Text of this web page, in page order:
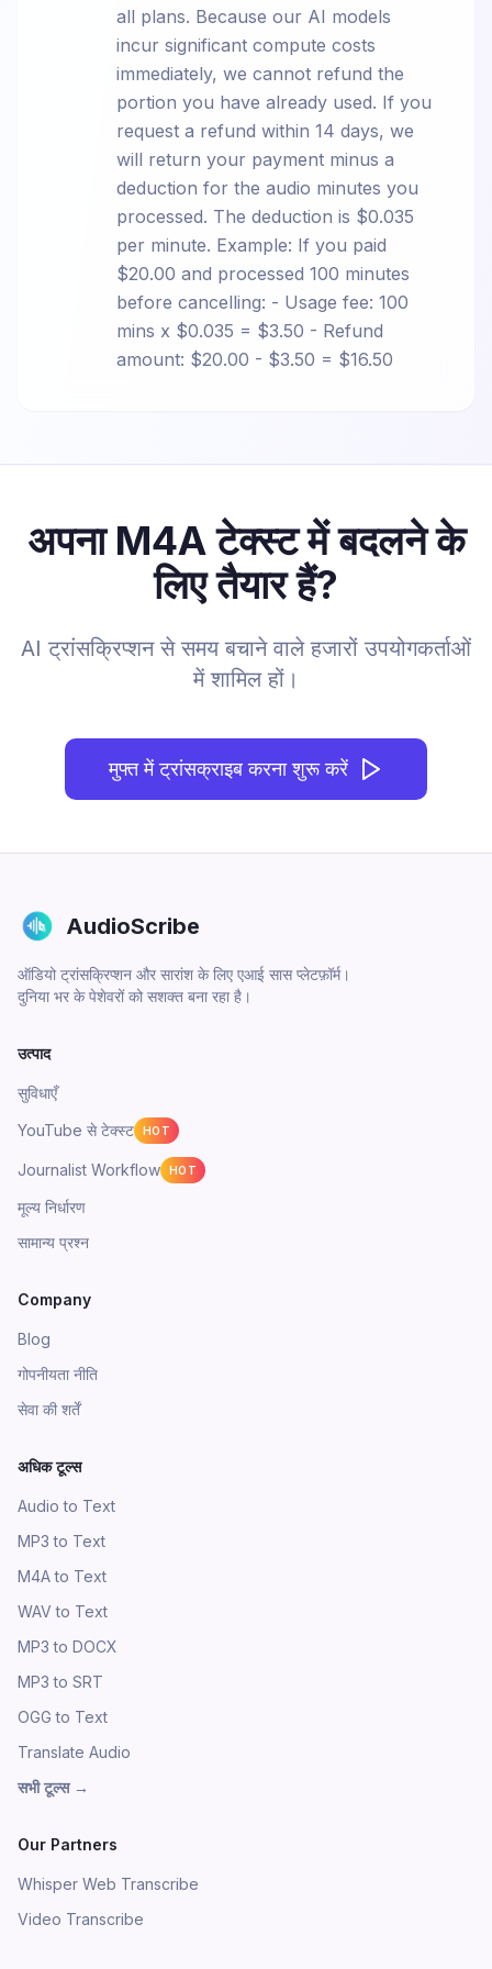
all plans. Because our AI models
incur significant compute costs
immediately, we cannot refund the
portion you have already used. If you
request a refund within 14 days, we
will return your payment minus a
deduction for the audio minutes you
processed. The deduction is $0.035
per minute. Example: If you paid
$20.00 and processed 100 minutes
before cancelling: - Usage fee: 100
mins x $0.035 = $3.50 - Refund
amount: $20.00 - $3.50 = $16.50
अपना M4A टेक्स्ट में बदलने के
लिए तैयार हैं?
AI ट्रांसक्रिप्शन से समय बचाने वाले हजारों उपयोगकर्ताओं
में शामिल हों।
मुफ्त में ट्रांसक्राइब करना शुरू करें
AudioScribe
ऑडियो ट्रांसक्रिप्शन और सारांश के लिए एआई सास प्लेटफ़ॉर्म।
दुनिया भर के पेशेवरों को सशक्त बना रहा है।
उत्पाद
सुविधाएँ
YouTube से टेक्स्ट
HOT
Journalist Workflow HOT
मूल्य निर्धारण
सामान्य प्रश्न
Company
Blog
गोपनीयता नीति
सेवा की शर्तें
अधिक टूल्स
Audio to Text
MP3 to Text
M4A to Text
WAV to Text
MP3 to DOCX
MP3 to SRT
OGG to Text
Translate Audio
सभी टूल्स→
Our Partners
Whisper Web Transcribe
Video Transcribe